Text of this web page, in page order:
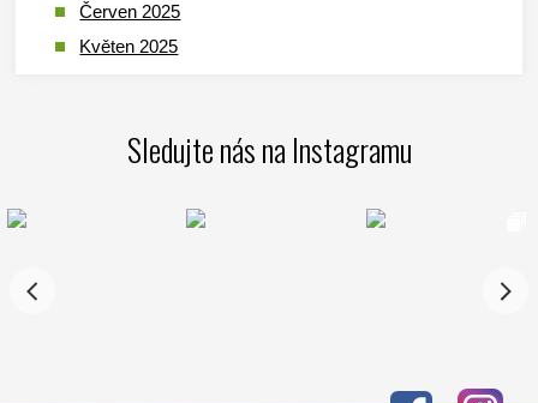
Červen 2025
Květen 2025
Leden 2025
Listopad 2024
Sledujte nás na Instagramu